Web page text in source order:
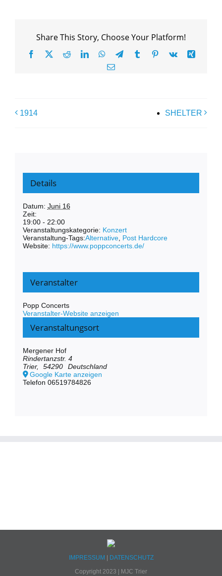
Share This Story, Choose Your Platform!
Facebook
X RedditLinkedInWhatsApp
TelegramTumblrPinterest
Vk
Xing
E-
1914 SHELTER
Details
Datum: Juni 16
Zeit:
19:00 - 22:00
Veranstaltungskategorie: Konzert
Veranstaltung-Tags:Alternative, Post Hardcore
Website: https://www.poppconcerts.de/
Veranstaltungsort
Mergener Hof
Rindertanzstr. 4
Trier, 54290
Deutschland
Google Karte anzeigen
Telefon 06519784826
Veranstalter
Popp Concerts
Veranstalter-Website anzeigen
IMPRESSUM
DATENSCHUTZ
Copyright 2023 | MJC Trier